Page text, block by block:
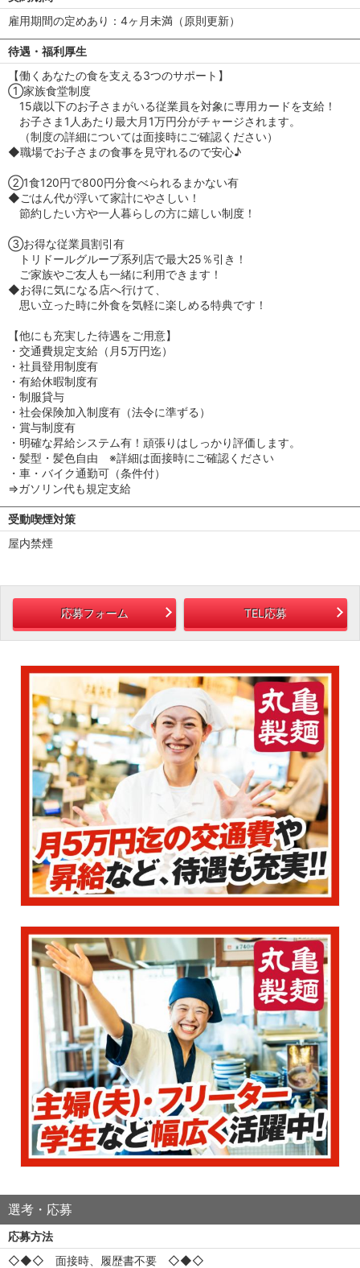
雇用期間の定めあり：4ヶ月未満（原則更新）
待遇・福利厚生
【働くあなたの食を支える3つのサポート】
①家族食堂制度
15歳以下のお子さまがいる従業員を対象に専用カードを支給！
お子さま1人あたり最大月1万円分がチャージされます。
（制度の詳細については面接時にご確認ください）
◆職場でお子さまの食事を見守れるので安心♪
②1食120円で800円分食べられるまかない有
◆ごはん代が浮いて家計にやさしい！
節約したい方や一人暮らしの方に嬉しい制度！
③お得な従業員割引有
トリドールグループ系列店で最大25％引き！
ご家族やご友人も一緒に利用できます！
◆お得に気になる店へ行けて、
思い立った時に外食を気軽に楽しめる特典です！
【他にも充実した待遇をご用意】
・交通費規定支給（月5万円迄）
・社員登用制度有
・有給休暇制度有
・制服貸与
・社会保険加入制度有（法令に準ずる）
・賞与制度有
・明確な昇給システム有！頑張りはしっかり評価します。
・髪型・髪色自由 ※詳細は面接時にご確認ください
・車・バイク通勤可（条件付）
⇒ガソリン代も規定支給
受動喫煙対策
屋内禁煙
応募フォーム TEL応募
選考・応募
応募方法
◇◆◇ 面接時、履歴書不要 ◇◆◇